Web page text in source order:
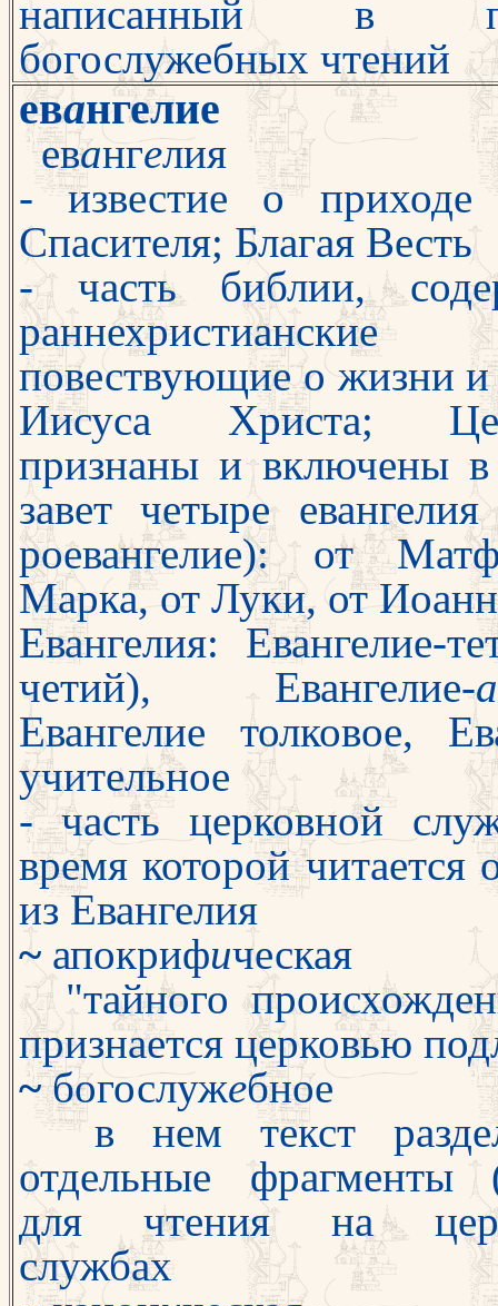
написанный в
богослужебных чтений
евангелие
евангелия
- известие о
Спасителя; Бла­гая Весть
- часть библии,
раннехристиан­ские
повествующие о жизни
Иисуса Христа;
признаны и вклю­чены
завет четыре
роевангелие): от
Марка, от Луки, от
Евангелия: Евангелие-
четий), Евангелие-а
Евангелие толковое,
учительное
- часть церковной
время которой читается
из Евангелия
~ апокрифическая
"тайного
признается церковью
~богослужебное
в нем текст
отдельные фраг­менты
для чтения на
службах